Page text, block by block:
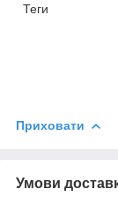
Теги
Приховати
Умови